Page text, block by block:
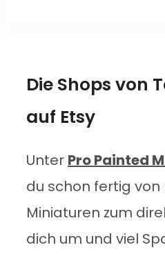
Die Shops von
auf Etsy
Unter Pro Painted
du schon fertig
Miniaturen zum
dich um und viel